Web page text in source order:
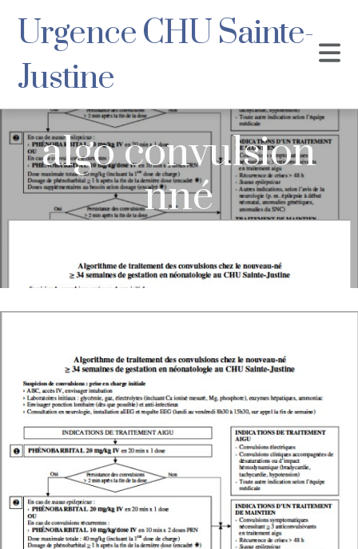
Urgence CHU Sainte-
Justine
algo convulsion
nné